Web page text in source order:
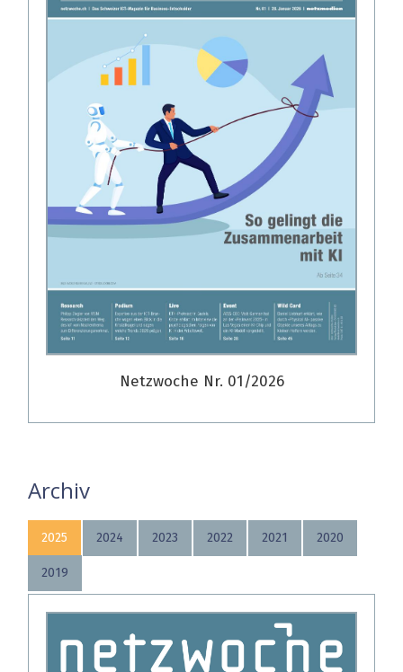
Netzwoche Nr. 01/2026
Archiv
2025 2024 2023 2022 2021 2020
2019